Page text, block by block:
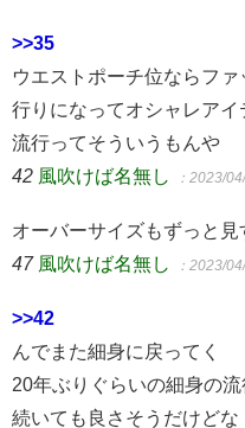
>>35
ウエストポーチ位ならフ
行りになってオシャレアイ
流行ってそういうもんや
42 風吹けば名無し ：2023/
オーバーサイズもずっと
47 風吹けば名無し ：2023/
>>42
んでまた細身に戻ってく
20年ぶりぐらいの細身の
続いても良さそうだけどな